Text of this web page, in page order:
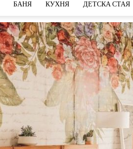
БАНЯ КУХНЯ ДЕТСКА СТАЯ